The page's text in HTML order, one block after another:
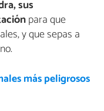
sus
para que
y que sepas a
más peligrosos